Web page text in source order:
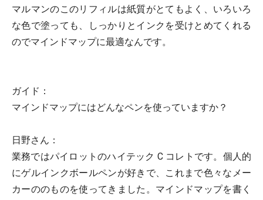
マルマンのこのリフィルは紙質がとてもよく、いろいろ
な色で塗っても、しっかりとインクを受けとめてくれる
のでマインドマップに最適なんです。
ガイド：
マインドマップにはどんなペンを使っていますか？
日野さん：
業務ではパイロットのハイテック C コレトです。個人的
にゲルインクボールペンが好きで、これまで色々なメー
カーののものを使ってきました。マインドマップを書く